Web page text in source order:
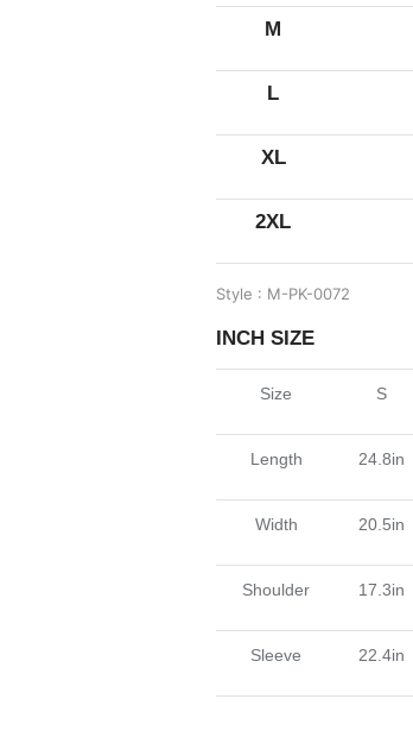
M
L
XL
2XL
Style : M-PK-0072
INCH SIZE
Size S
Length 24.8in
Width 20.5in
Shoulder 17.3in
Sleeve 22.4in